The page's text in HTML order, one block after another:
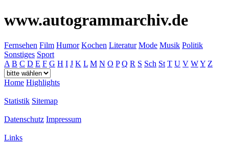
www.autogrammarchiv.de
Fernsehen Film Humor Kochen Literatur Mode Musik Politik
Sonstiges Sport
A B C D E F G H I J K L M N O P Q R S Sch St T U V WY Z
Home Highlights
Statistik Sitemap
Datenschutz Impressum
Links